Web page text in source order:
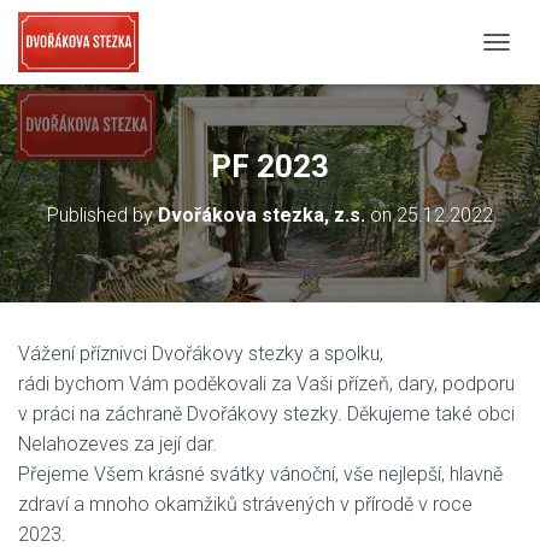
PF 2023
Published byDvořákova stezka, z.s.on25.12.2022
Vážení příznivci Dvořákovy stezky a spolku,
rádi bychom Vám poděkovali za Vaši přízeň, dary, podporu
v práci na záchraně Dvořákovy stezky. Děkujeme také obci
Nelahozeves za její dar.
Přejeme Všem krásné svátky vánoční, vše nejlepší, hlavně
zdraví a mnoho okamžiků strávených v přírodě v roce
2023.